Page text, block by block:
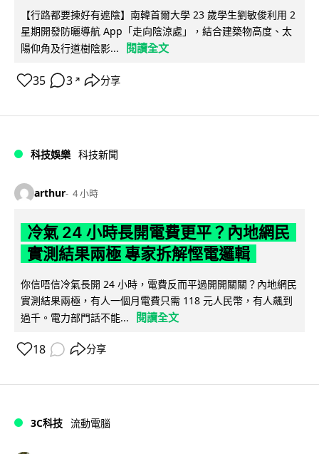
【行路都要揀好有遮陰】南韓首爾大學 23 歲學生劉敏俊利用 2
星期開發防曬導航 App「走向陰涼處」，結合建築物高度、太
陽仰角及行道樹陰影...
閱讀全文
35 3 ↗ 分享
科技娛樂 科技新聞
arthur 4 小時
冷氣 24 小時長開電費更平？內地網民
實測結果兩極 專家拆解慳電邏輯
你信唔信冷氣長開 24 小時，電費反而平過開開關關？內地網民
實測結果兩極，有人一個月電費只需 118 元人民幣，有人飆到
過千。電力部門話不能...
閱讀全文
18 分享
3C科技 流動電腦